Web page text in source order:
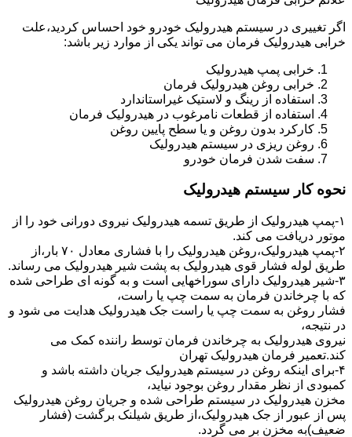
اگر تغییری در سیستم هیدرولیک خودرو خود احساس کردید،علت
خرابی هیدرولیک فرمان می تواند یکی از موارد زیر باشد:
خرابی پمپ هیدرولیک
خرابی روغن هیدرولیک فرمان
استفاده از رینگ و لاستیک غیراستاندارد
استفاده از قطعات نامرغوب در هیدرولیک فرمان
کارکرد بدون روغن و یا سطح پایین روغن
روغن ریزی در سیستم هیدرولیک
سفت شدن فرمان خودرو
نحوه کار سیستم هیدرولیک
۱-پمپ هیدرولیک از طریق تسمه هیدرولیک نیروی دورانی خود را از
موتور دریافت می کند.
۲-پمپ هیدرولیک،روغن هیدرولیک را با فشاری معادل ۷۰ بار،از
طریق لوله فشار قوی هیدرولیک به پشت شیر هیدرولیک می رساند.
۳-شیر هیدرولیک دارای سوراخهایی است و به گونه ای طراحی شده
که با چرخاندن فرمان به سمت چپ یا راست،
فشار روغن به سمت چپ یا راست جک هیدرولیک هدایت می شود و
در نتیجه،
نیروی هیدرولیک به چرخاندن فرمان توسط راننده کمک می
کند.تعمیر فرمان هیدرولیک تهران
۴-برای اینکه روغن در سیستم هیدرولیک جریان داشته باشد و
کمبودی از نظر مقدار روغن بوجود نیاید،
مخزن هیدرولیک در سیستم طراحی شده و جریان روغن هیدرولیک
پس از عبور از جک هیدرولیک،از طریق شیلنک برگشت (فشار
ضعیف)به مخزن بر می گردد.